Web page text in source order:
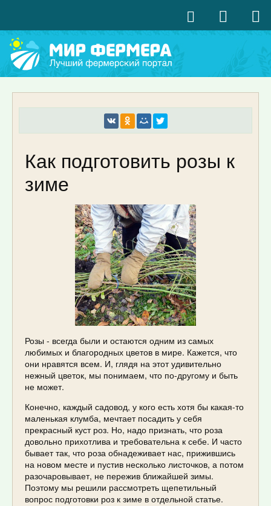
Как подготовить розы к
зиме
Розы - всегда были и остаются одним из самых
любимых и благородных цветов в мире. Кажется, что
они нравятся всем. И, глядя на этот удивительно
нежный цветок, мы понимаем, что по-другому и быть
не может.
Конечно, каждый садовод, у кого есть хотя бы какая-то
маленькая клумба, мечтает посадить у себя
прекрасный куст роз. Но, надо признать, что роза
довольно прихотлива и требовательна к себе. И часто
бывает так, что роза обнадеживает нас, прижившись
на новом месте и пустив несколько листочков, а потом
разочаровывает, не пережив ближайшей зимы.
Поэтому мы решили рассмотреть щепетильный
вопрос подготовки роз к зиме в отдельной статье.